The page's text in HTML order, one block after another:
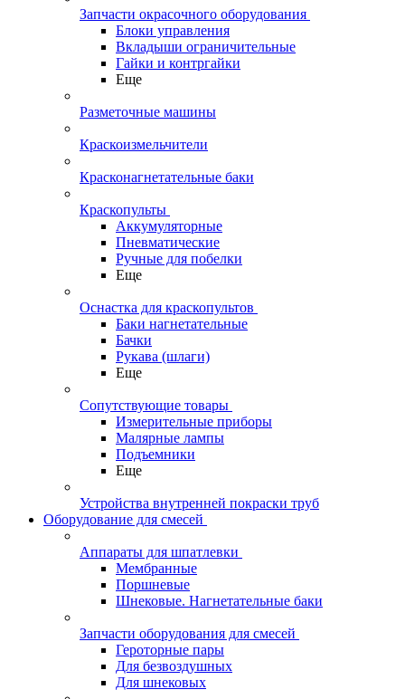
Запчасти окрасочного оборудования
Блоки управления
Вкладыши ограничительные
Гайки и контргайки
Еще
Разметочные машины
Краскоизмельчители
Красконагнетательные баки
Краскопульты
Аккумуляторные
Пневматические
Ручные для побелки
Еще
Оснастка для краскопультов
Баки нагнетательные
Бачки
Рукава (шлаги)
Еще
Сопутствующие товары
Измерительные приборы
Малярные лампы
Подъемники
Еще
Устройства внутренней покраски труб
Оборудование для смесей
Аппараты для шпатлевки
Мембранные
Поршневые
Шнековые. Нагнетательные баки
Запчасти оборудования для смесей
Героторные пары
Для безвоздушных
Для шнековых